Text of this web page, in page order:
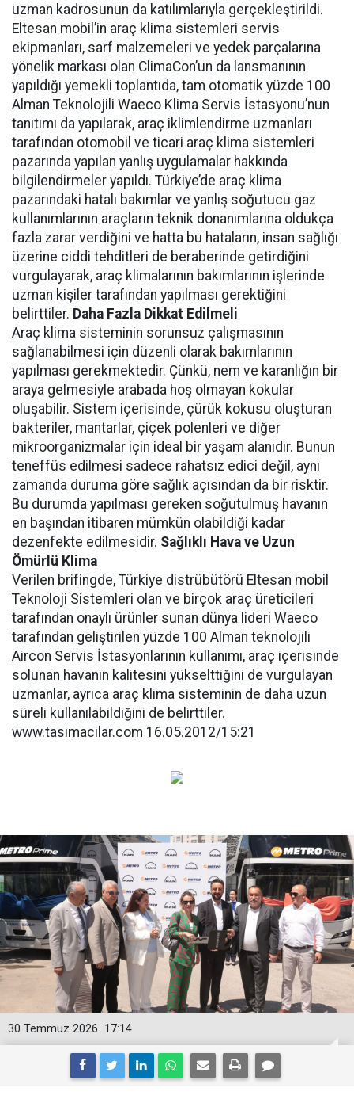
uzman kadrosunun da katılımlarıyla gerçekleştirildi.
Eltesan mobil’in araç klima sistemleri servis
ekipmanları, sarf malzemeleri ve yedek parçalarına
yönelik markası olan ClimaCon’un da lansmanının
yapıldığı yemekli toplantıda, tam otomatik yüzde 100
Alman Teknolojili Waeco Klima Servis İstasyonu’nun
tanıtımı da yapılarak, araç iklimlendirme uzmanları
tarafından otomobil ve ticari araç klima sistemleri
pazarında yapılan yanlış uygulamalar hakkında
bilgilendirmeler yapıldı. Türkiye’de araç klima
pazarındaki hatalı bakımlar ve yanlış soğutucu gaz
kullanımlarının araçların teknik donanımlarına oldukça
fazla zarar verdiğini ve hatta bu hataların, insan sağlığı
üzerine ciddi tehditleri de beraberinde getirdiğini
vurgulayarak, araç klimalarının bakımlarının işlerinde
uzman kişiler tarafından yapılması gerektiğini
belirttiler. Daha Fazla Dikkat Edilmeli
Araç klima sisteminin sorunsuz çalışmasının
sağlanabilmesi için düzenli olarak bakımlarının
yapılması gerekmektedir. Çünkü, nem ve karanlığın bir
araya gelmesiyle arabada hoş olmayan kokular
oluşabilir. Sistem içerisinde, çürük kokusu oluşturan
bakteriler, mantarlar, çiçek polenleri ve diğer
mikroorganizmalar için ideal bir yaşam alanıdır. Bunun
teneffüs edilmesi sadece rahatsız edici değil, aynı
zamanda duruma göre sağlık açısından da bir risktir.
Bu durumda yapılması gereken soğutulmuş havanın
en başından itibaren mümkün olabildiği kadar
dezenfekte edilmesidir. Sağlıklı Hava ve Uzun
Ömürlü Klima
Verilen brifingde, Türkiye distrübütörü Eltesan mobil
Teknoloji Sistemleri olan ve birçok araç üreticileri
tarafından onaylı ürünler sunan dünya lideri Waeco
tarafından geliştirilen yüzde 100 Alman teknolojili
Aircon Servis İstasyonlarının kullanımı, araç içerisinde
solunan havanın kalitesini yükselttiğini de vurgulayan
uzmanlar, ayrıca araç klima sisteminin de daha uzun
süreli kullanılabildiğini de belirttiler.
www.tasimacilar.com 16.05.2012/15:21
17:14
30 Temmuz 2026